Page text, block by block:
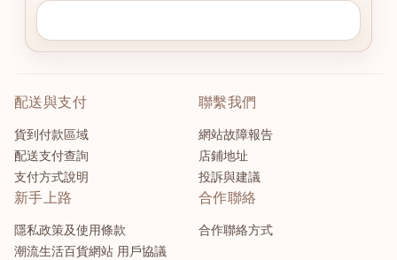
配送與支付
貨到付款區域
配送支付查詢
支付方式說明
聯繫我們
網站故障報告
店鋪地址
投訴與建議
新手上路
隱私政策及使用條款
潮流生活百貨網站 用戶協議
合作聯絡
合作聯絡方式